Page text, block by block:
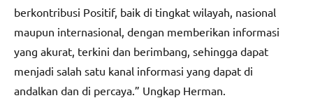
berkontribusi Positif, baik di tingkat wilayah, nasional
maupun internasional, dengan memberikan informasi
yang akurat, terkini dan berimbang, sehingga dapat
menjadi salah satu kanal informasi yang dapat di
andalkan dan di percaya.” Ungkap Herman.